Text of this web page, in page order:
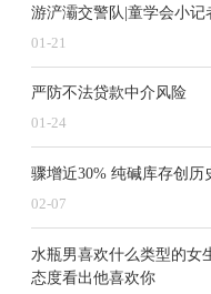
游浐灞交警队|童学会小记
01-21
严防不法贷款中介风险
01-24
骤增近30% 纯碱库存创历
02-07
水瓶男喜欢什么类型的女
态度看出他喜欢你